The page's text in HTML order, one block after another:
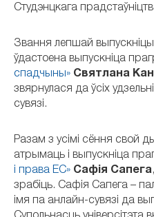
Студэнцкага
Звання лепшай
ўдастоена выпускніца
спадчыны» Святлана
звярнулася да ўсіх
сувязі.
Разам з усімі сёння свой
атрымаць і выпускніца
і права ЕС» Сафія Сапега
зрабіць. Сафія Сапега –
імя па анлайн-сувязі да